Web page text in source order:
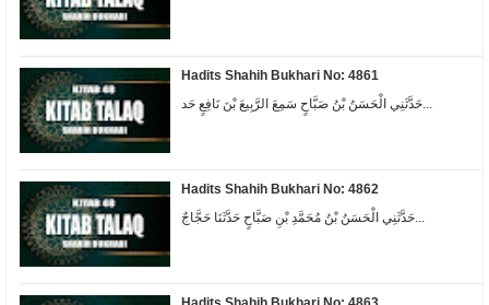
Hadits Shahih Bukhari No: 4861
حَدَّثَنِي الْحَسَنُ بْنُ صَبَّاحٍ سَمِعَ الرَّبِيعَ بْنَ نَافِعٍ حَد...
Hadits Shahih Bukhari No: 4862
حَدَّثَنِي الْحَسَنُ بْنُ مُحَمَّدِ بْنِ صَبَّاحٍ حَدَّثَنَا حَجَّاجٌ...